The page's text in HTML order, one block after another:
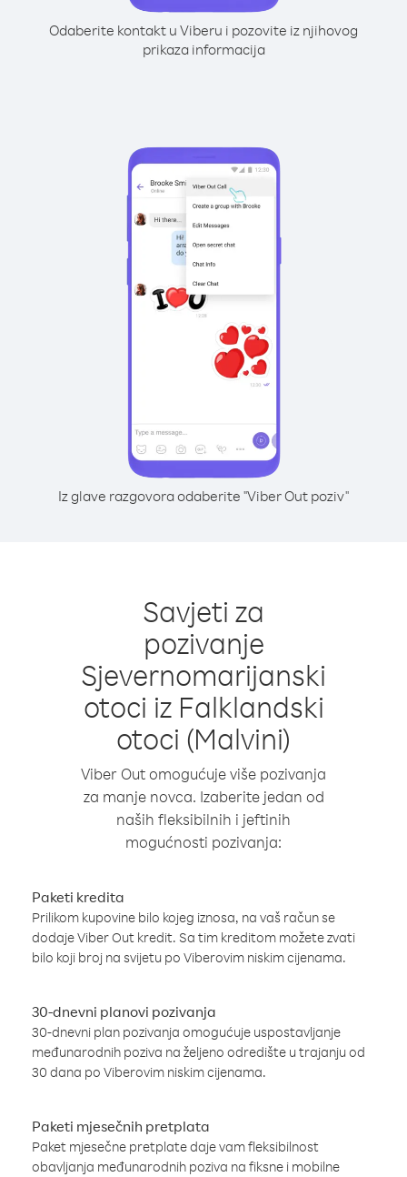
Odaberite kontakt u Viberu i pozovite iz njihovog
prikaza informacija
Iz glave razgovora odaberite "Viber Out poziv"
Savjeti za
pozivanje
Sjevernomarijanski
otoci iz Falklandski
otoci (Malvini)
Viber Out omogućuje više pozivanja
za manje novca. Izaberite jedan od
naših fleksibilnih i jeftinih
mogućnosti pozivanja:
Paketi kredita
Prilikom kupovine bilo kojeg iznosa, na vaš račun se
dodaje Viber Out kredit. Sa tim kreditom možete zvati
bilo koji broj na svijetu po Viberovim niskim cijenama.
30-dnevni planovi pozivanja
30-dnevni plan pozivanja omogućuje uspostavljanje
međunarodnih poziva na željeno odredište u trajanju od
30 dana po Viberovim niskim cijenama.
Paketi mjesečnih pretplata
Paket mjesečne pretplate daje vam fleksibilnost
obavljanja međunarodnih poziva na fiksne i mobilne